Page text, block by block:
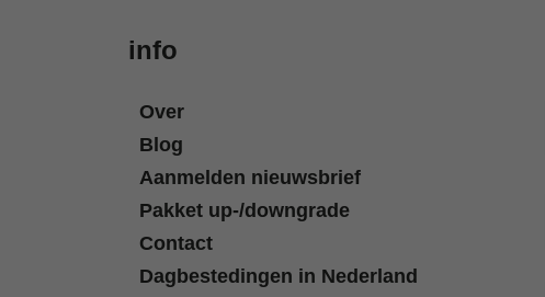
info
Over
Blog
Aanmelden nieuwsbrief
Pakket up-/downgrade
Contact
Dagbestedingen in Nederland